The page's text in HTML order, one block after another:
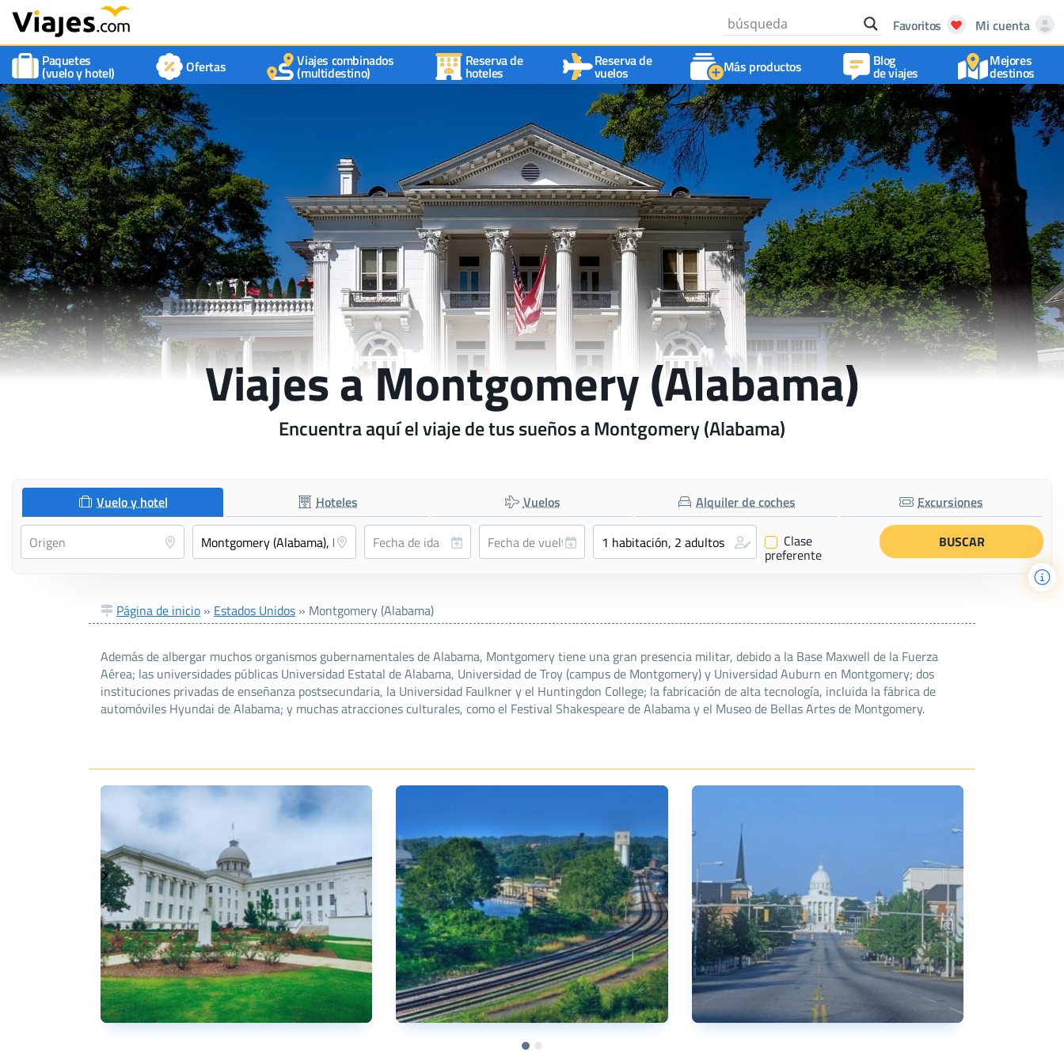
Favoritos
Mi cuenta
Paquetes
(vuelo y hotel) Ofertas Viajes combinados
(multidestino)
Reserva de
hoteles
Reserva de
vuelos Más productos Blog
de viajes
Mejores
destinos
Viajes a Montgomery (Alabama)
Encuentra aquí el viaje de tus sueños a Montgomery (Alabama)
Vuelo y hotel Hoteles Vuelos Alquiler de coches Excursiones
✔ Clase
preferente
Página de inicio » Estados Unidos » Montgomery (Alabama)
Además de albergar muchos organismos gubernamentales de Alabama, Montgomery tiene una gran presencia militar, debido a la Base Maxwell de la Fuerza
Aérea; las universidades públicas Universidad Estatal de Alabama, Universidad de Troy (campus de Montgomery) y Universidad Auburn en Montgomery; dos
instituciones privadas de enseñanza postsecundaria, la Universidad Faulkner y el Huntingdon College; la fabricación de alta tecnología, incluida la fábrica de
automóviles Hyundai de Alabama; y muchas atracciones culturales, como el Festival Shakespeare de Alabama y el Museo de Bellas Artes de Montgomery.